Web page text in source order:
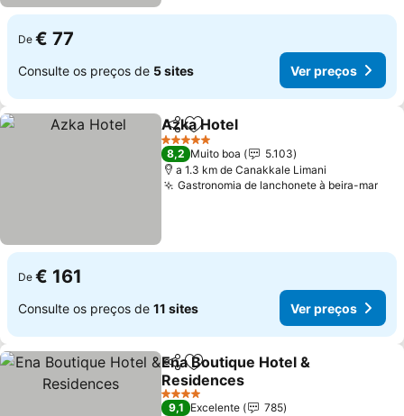
De € 77
Consulte os preços de 5 sites Ver preços
PartilharAdicionar aos favoritos
Azka Hotel
5 Estrelas
8,2 Muito boa
5.103
a 1.3 km de Canakkale Limani
Gastronomia de lanchonete à beira-mar
De € 161
Consulte os preços de 11 sites Ver preços
PartilharAdicionar aos favoritos
Ena Boutique Hotel &
Residences
4 Estrelas
9,1 Excelente
785